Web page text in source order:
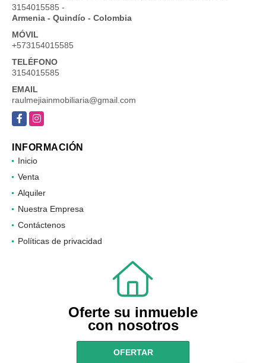
3154015585 -
Armenia - Quindío - Colombia
MÓVIL
+573154015585
TELÉFONO
3154015585
EMAIL
raulmejiainmobiliaria@gmail.com
FacebookInstagram
INFORMACIÓN
Inicio
Venta
Alquiler
Nuestra Empresa
Contáctenos
Políticas de privacidad
Oferte su inmueble
con nosotros
OFERTAR